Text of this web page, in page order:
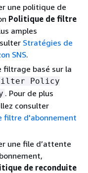
une politique de
Politique de filtre
amples
Stratégies de
SNS.
filtrage basé sur la
Policy
. Pour de plus
consulter
filtre d'abonnement
une file d’attente
de reconduite